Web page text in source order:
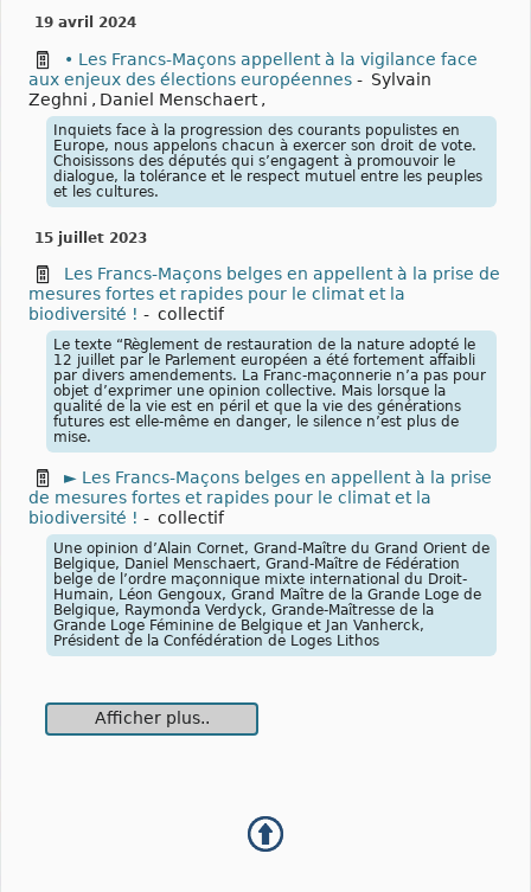
19 avril 2024
• Les Francs-Maçons appellent à la vigilance face
aux enjeux des élections européennes - Sylvain
Zeghni , Daniel Menschaert ,
Inquiets face à la progression des courants populistes en
Europe, nous appelons chacun à exercer son droit de vote.
Choisissons des députés qui s’engagent à promouvoir le
dialogue, la tolérance et le respect mutuel entre les peuples
et les cultures.
15 juillet 2023
Les Francs-Maçons belges en appellent à la prise de
mesures fortes et rapides pour le climat et la
biodiversité ! - collectif
Le texte “Règlement de restauration de la nature adopté le
12 juillet par le Parlement européen a été fortement affaibli
par divers amendements. La Franc-maçonnerie n’a pas pour
objet d’exprimer une opinion collective. Mais lorsque la
qualité de la vie est en péril et que la vie des générations
futures est elle-même en danger, le silence n’est plus de
mise.
► Les Francs-Maçons belges en appellent à la prise
de mesures fortes et rapides pour le climat et la
biodiversité ! - collectif
Une opinion d’Alain Cornet, Grand-Maître du Grand Orient de
Belgique, Daniel Menschaert, Grand-Maître de Fédération
belge de l’ordre maçonnique mixte international du Droit-
Humain, Léon Gengoux, Grand Maître de la Grande Loge de
Belgique, Raymonda Verdyck, Grande-Maîtresse de la
Grande Loge Féminine de Belgique et Jan Vanherck,
Président de la Confédération de Loges Lithos
Afficher plus..